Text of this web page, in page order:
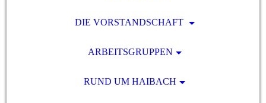
DIE VORSTANDSCHAFT
ARBEITSGRUPPEN
RUND UM HAIBACH